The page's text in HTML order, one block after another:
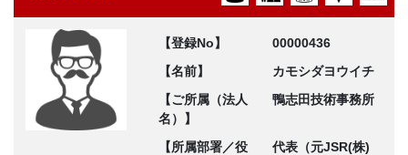
【登録No】
00000436
【名前】
カモシダヨウイチ
【ご所属（法人
名）】
鴨志田技術事務所
【所属部署／役
代表（元JSR(株)